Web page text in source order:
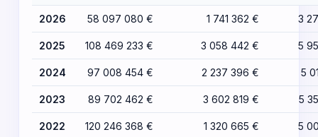
2026 58 097 080 € 1 741 362 € 3
2025 108 469 233 € 3 058 442 € 5
2024 97 008 454 € 2 237 396 € 5
2023 89 702 462 € 3 602 819 € 5
2022 120 246 368 € 1 320 665 € 5